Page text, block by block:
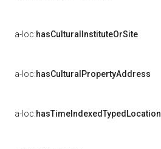
a-loc:hasCulturalInstituteOrSite
a-loc:hasCulturalPropertyAddress
a-loc:hasTimeIndexedTypedLocation